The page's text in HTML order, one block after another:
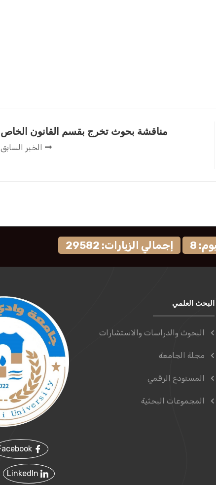
مناقشة بحوث تخرج بقسم القانون الخاص
الخبر السابق
8 إجمالي الزيارات: 29582
البحث العلمي
البحوث والدراسات والاستشارات
مجلة الجامعة
المستودع الرقمي
المجموعات البحثية